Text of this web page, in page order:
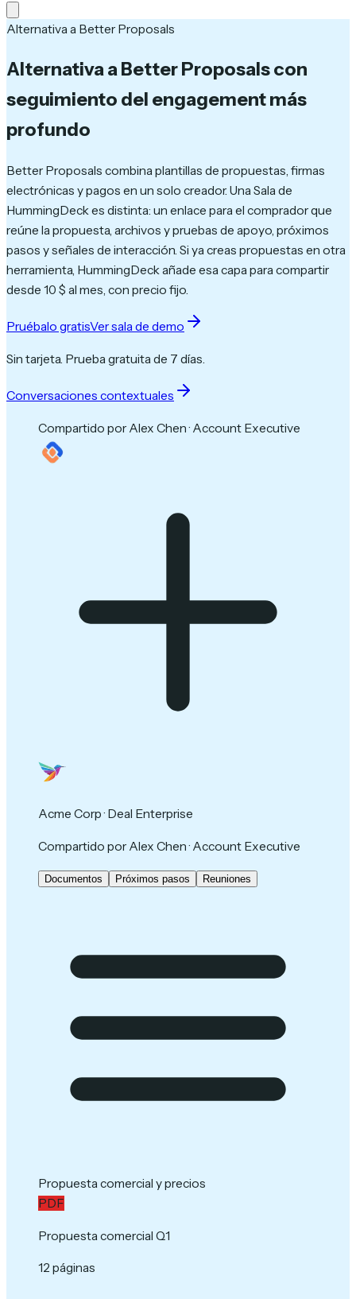
Alternativa a Better Proposals
Alternativa a Better Proposals con
seguimiento del engagement más
profundo
Better Proposals combina plantillas de propuestas, firmas
electrónicas y pagos en un solo creador. Una Sala de
HummingDeck es distinta: un enlace para el comprador que
reúne la propuesta, archivos y pruebas de apoyo, próximos
pasos y señales de interacción. Si ya creas propuestas en otra
herramienta, HummingDeck añade esa capa para compartir
desde 10 $ al mes, con precio fijo.
Pruébalo gratisVer sala de demo
Sin tarjeta. Prueba gratuita de 7 días.
Conversaciones contextuales
Compartido por Alex Chen · Account Executive
Acme Corp · Deal Enterprise
Compartido por Alex Chen · Account Executive
Documentos Próximos pasos Reuniones
Propuesta comercial y precios
PDF
Propuesta comercial Q1
12 páginas